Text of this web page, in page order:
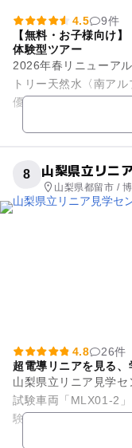
4.5
9件
【無料・お子様向け
体験型ツアー
2026年春リニューア
トリー天然水〈南ア
優先制） （※当日空
8 山梨県立リニ
山梨県都留市 /
4.8
26件
超電導リニアを見る、
山梨県立リニア見学
試験車両「MLX01-2
験日には2階屋外テラ